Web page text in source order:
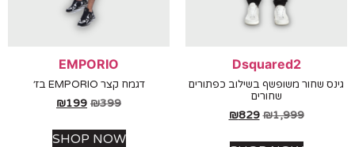
Dsquared2
שחור משופשף בשילוב כפתורים
שחורים
₪1,999
₪829
EMPORIO
דגמח קצר EMPORIO בז׳
₪
₪199
SHOP NOW